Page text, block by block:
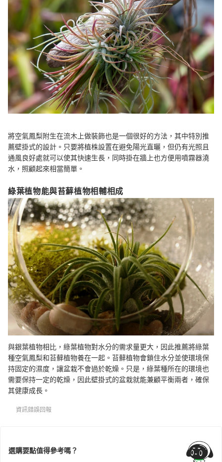
將空氣鳳梨附生在流木上做裝飾也是一個很好的方法，其中特別推
薦壁掛式的設計。只要將植株設置在避免陽光直曬，但仍有光照且
通風良好處就可以使其快速生長，同時掛在牆上也方便用噴霧器澆
水，照顧起來相當簡單。
綠葉植物能與苔蘚植物相輔相成
與銀葉植物相比，綠葉植物對水分的需求量更大，因此推薦將綠葉
種空氣鳳梨和苔蘚植物養在一起。苔蘚植物會鎖住水分並使環境保
持固定的濕度，讓盆栽不會過於乾燥。只是，綠葉種所在的環境也
需要保持一定的乾燥，因此壁掛式的盆栽就能兼顧平衡兩者，確保
其健康成長。
資訊錯誤回報
選購要點值得參考嗎？